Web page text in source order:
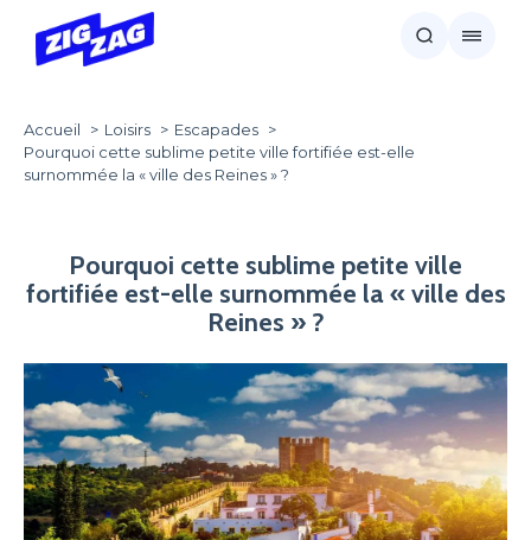
Accueil Loisirs
Escapades
Pourquoi cette sublime petite ville fortifiée est-elle
surnommée la « ville des Reines » ?
Pourquoi cette sublime petite ville
fortifiée est-elle surnommée la « ville des
Reines » ?